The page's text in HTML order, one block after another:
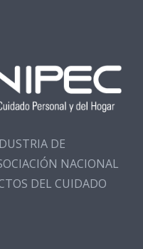
DE
NACIONAL
DEL CUIDADO